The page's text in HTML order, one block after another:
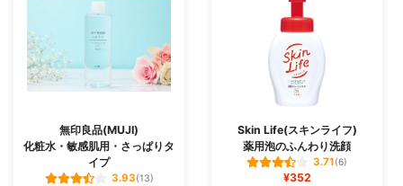
無印良品(MUJI)
化粧水・敏感肌用・さっぱりタ
イプ
3.93(13)
Skin Life(スキンライフ)
薬用泡のふんわり洗顔
3.71(6)
¥352